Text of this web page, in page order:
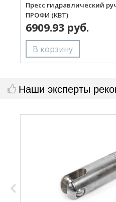
Пресс гидравлический
ПРОФИ (КВТ)
6909.93 руб.
Наши эксперты